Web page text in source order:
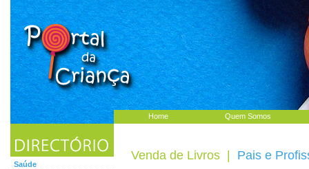
Home Quem Somos
Saúde
Venda de Livros Pais e